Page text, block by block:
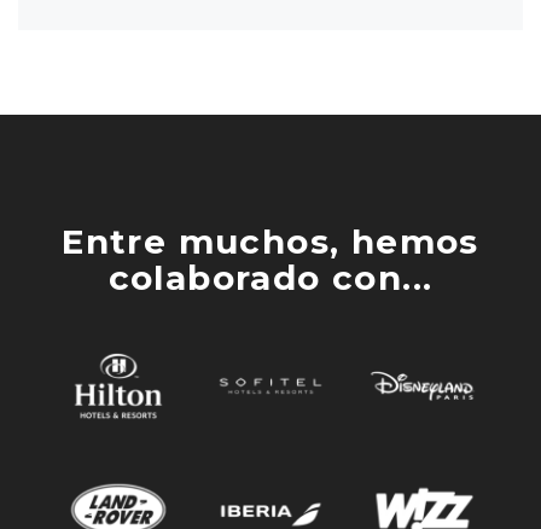
Entre muchos, hemos
colaborado con...